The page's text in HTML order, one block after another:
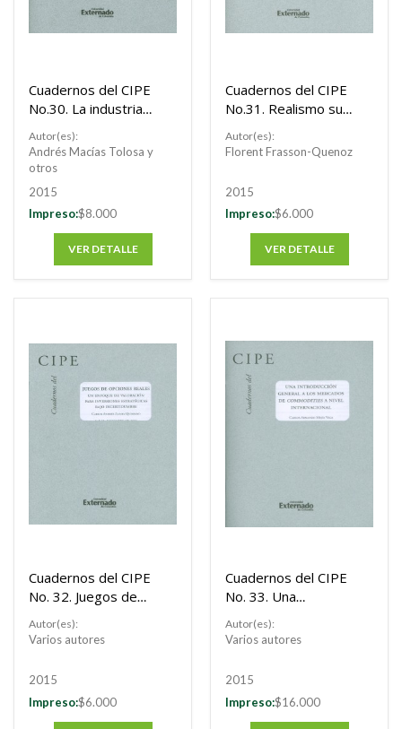
Cuadernos del CIPE
No.30. La industria
privada y el estado:
Un estudio de la
evolución de la
industria en
Colombia y en
Autor(es):
Andrés Macías Tolosa y
otros
2015
Impreso:$8.000
VER DETALLE
Cuadernos del CIPE
No.31. Realismo sur-
cooperación entre
Autor(es):
Florent Frasson-Quenoz
2015
Impreso:$6.000
VER DETALLE
Cuadernos del CIPE
No. 32. Juegos de
opciones reales un
enfoque de
inversiones
incertidumbre
Autor(es):
Varios autores
2015
Impreso:$6.000
Cuadernos del CIPE
No. 33. Una
introducción general
a los mercados de
internacional
Autor(es):
Varios autores
2015
Impreso:$16.000